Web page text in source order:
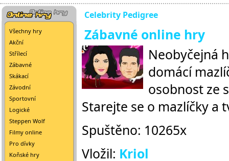
Všechny hry
Akční
Střílecí
Zábavné
Skákací
Závodní
Sportovní
Logické
Steppen Wolf
Filmy online
Pro dívky
Koňské hry
Celebrity Pedigree
Zábavné online hry
Neobyčejná
domácí
osobnost ze
Starejte se o mazlíčky a
Spuštěno: 10265x
Vložil: Kriol